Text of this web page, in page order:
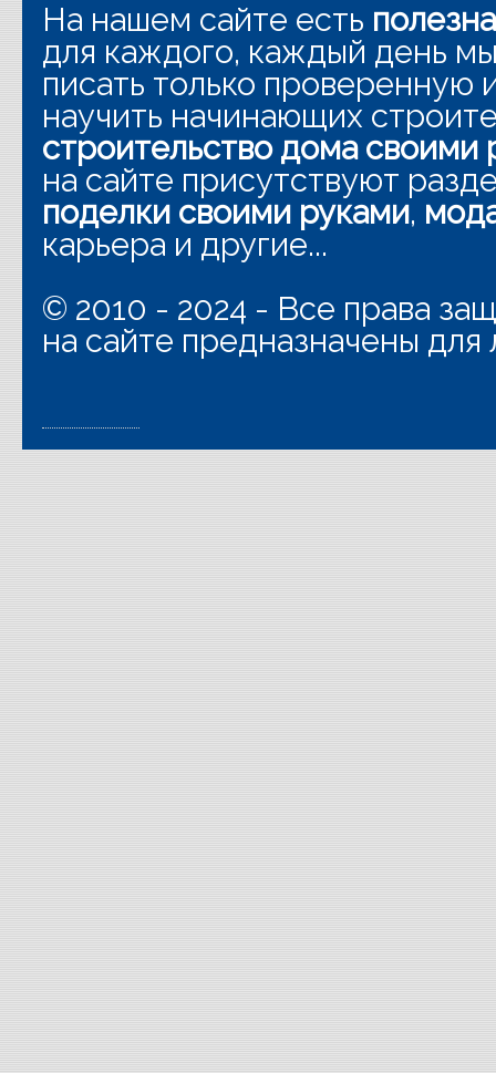
На нашем сайте есть
для каждого, каждый день
писать только
научить начинающих
строительство дома своими
на сайте присутствуют
поделки своими руками,
карьера и другие...
© 2010 - 2024 - Все права
на сайте предназначены для